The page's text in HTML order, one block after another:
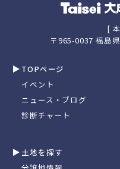
[
〒965-0037 福島
TOPページ
イベント
ニュース・ブログ
診断チャート
土地を探す